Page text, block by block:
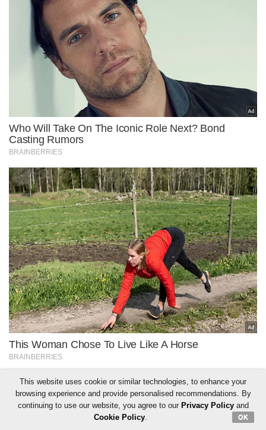
This website uses cookie or similar technologies, to enhance your
browsing experience and provide personalised recommendations. By
continuing to use our website, you agree to our Privacy Policyand
Cookie Policy. OK